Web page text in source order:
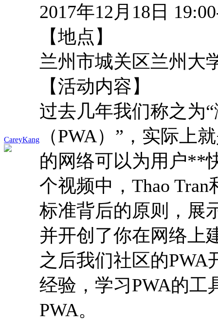
CareyKang
2017年12月18日
【地点】
兰州市城关区兰州大
【活动内容】
过去几年我们称之为
（PWA）”，实际上
的网络可以为用户**
个视频中，Thao
标准背后的原则，展
并开创了你在网络上
之后我们社区的PWA
经验，学习PWA的工
PWA。